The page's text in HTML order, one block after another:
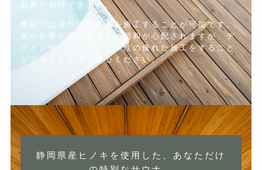
効果が期待できます。
弊社では屋外に水風呂を施工することが可能です。
風の影響や周辺環境との調和が心配されますが、デ
ザイン性、メンテナンス性の優れた施工をすること
ができますのでご安心ください。
静岡県産ヒノキを使用した、あなただけ